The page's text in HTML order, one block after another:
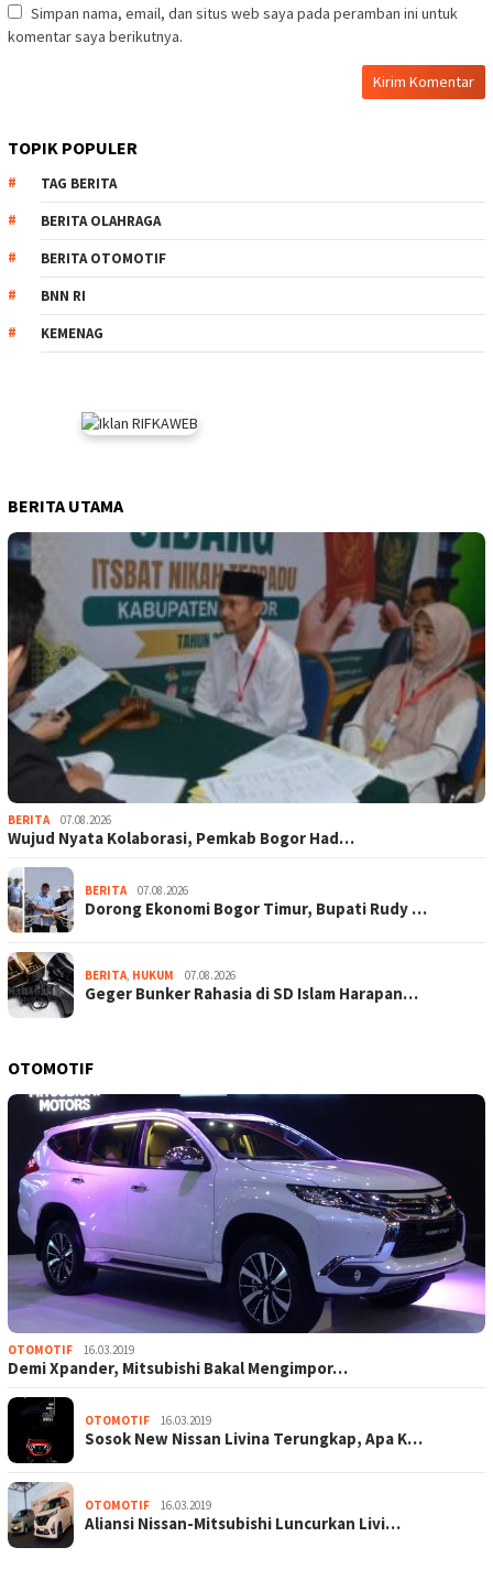
Simpan nama, email, dan situs web saya pada peramban ini untuk
komentar saya berikutnya.
TOPIK POPULER
TAG BERITA
BERITA OLAHRAGA
BERITA OTOMOTIF
BNN RI
KEMENAG
BERITA UTAMA
BERITA 07.08.2026
Wujud Nyata Kolaborasi, Pemkab Bogor Had…
BERITA 07.08.2026
Dorong Ekonomi Bogor Timur, Bupati Rudy …
BERITA, HUKUM 07.08.2026
Geger Bunker Rahasia di SD Islam Harapan…
OTOMOTIF
OTOMOTIF 16.03.2019
Demi Xpander, Mitsubishi Bakal Mengimpor…
OTOMOTIF 16.03.2019
Sosok New Nissan Livina Terungkap, Apa K…
OTOMOTIF 16.03.2019
Aliansi Nissan-Mitsubishi Luncurkan Livi…